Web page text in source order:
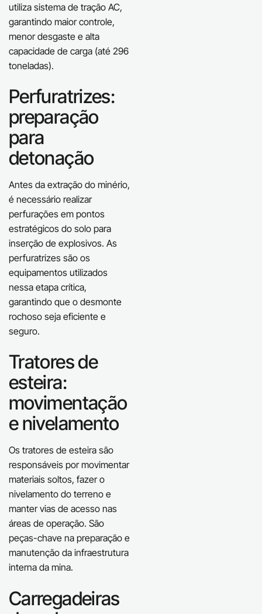
utiliza sistema de tração AC,
garantindo maior controle,
menor desgaste e alta
capacidade de carga (até 296
toneladas).
Perfuratrizes:
preparação
para
detonação
Antes da extração do minério,
é necessário realizar
perfurações em pontos
estratégicos do solo para
inserção de explosivos. As
perfuratrizes são os
equipamentos utilizados
nessa etapa crítica,
garantindo que o desmonte
rochoso seja eficiente e
seguro.
Tratores de
esteira:
movimentação
e nivelamento
Os tratores de esteira são
responsáveis por movimentar
materiais soltos, fazer o
nivelamento do terreno e
manter vias de acesso nas
áreas de operação. São
peças-chave na preparação e
manutenção da infraestrutura
interna da mina.
Carregadeiras